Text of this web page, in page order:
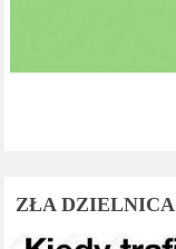
ZŁA DZIELNICA